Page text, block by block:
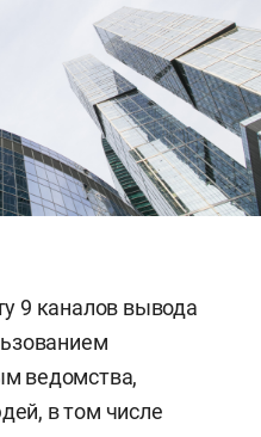
9 каналов вывода
ведомства,
в том числе